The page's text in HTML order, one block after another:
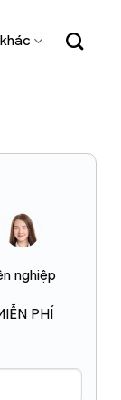
nghiệp
PHÍ